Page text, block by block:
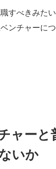
すべきみた
ンチャーに
ャーと
いか